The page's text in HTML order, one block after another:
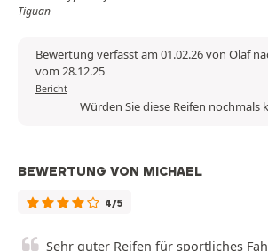
Tiguan
Bewertung verfasst am 01.02.26 von Olaf
vom 28.12.25
Bericht
Würden Sie diese Reifen nochmals
BEWERTUNG VON MICHAEL
4/5
Sehr guter Reifen für sportliches